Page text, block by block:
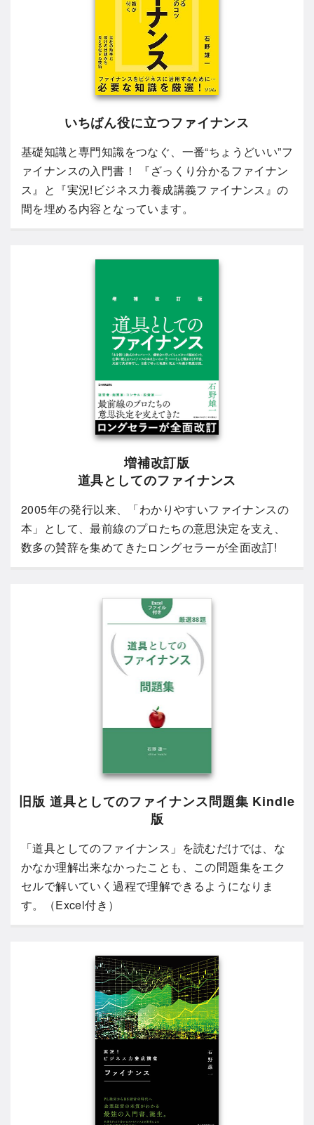
いちばん役に立つファイナンス
基礎知識と専門知識をつなぐ、一番“ちょうどいい”フ
ァイナンスの入門書！ 『ざっくり分かるファイナン
ス』と『実況!ビジネス力養成講義ファイナンス』の
間を埋める内容となっています。
増補改訂版
道具としてのファイナンス
2005年の発行以来、「わかりやすいファイナンスの
本」として、最前線のプロたちの意思決定を支え、
数多の賛辞を集めてきたロングセラーが全面改訂!
旧版 道具としてのファイナンス問題集 Kindle
版
「道具としてのファイナンス」を読むだけでは、な
かなか理解出来なかったことも、この問題集をエク
セルで解いていく過程で理解できるようになりま
す。（Excel付き）